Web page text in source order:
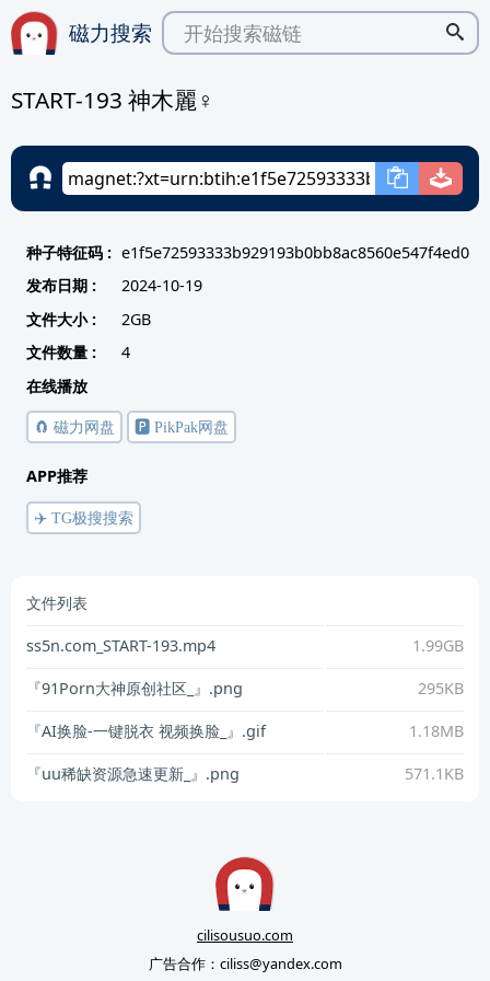
磁力搜索
START-193 神木麗♀
种子特征码 : e1f5e72593333b929193b0bb8ac8560e547f4ed0
发布日期 :
2024-10-19
文件大小 :
2GB
文件数量 :
4
在线播放
🧲 磁力网盘 🅿️ PikPak网盘
APP推荐
✈️ TG极搜搜索
文件列表
ss5n.com_START-193.mp4 1.99GB
『91Porn大神原创社区_』.png 295KB
『AI换脸-一键脱衣 视频换脸_』.gif 1.18MB
『uu稀缺资源急速更新_』.png 571.1KB
cilisousuo.com
广告合作： ciliss@yandex.com